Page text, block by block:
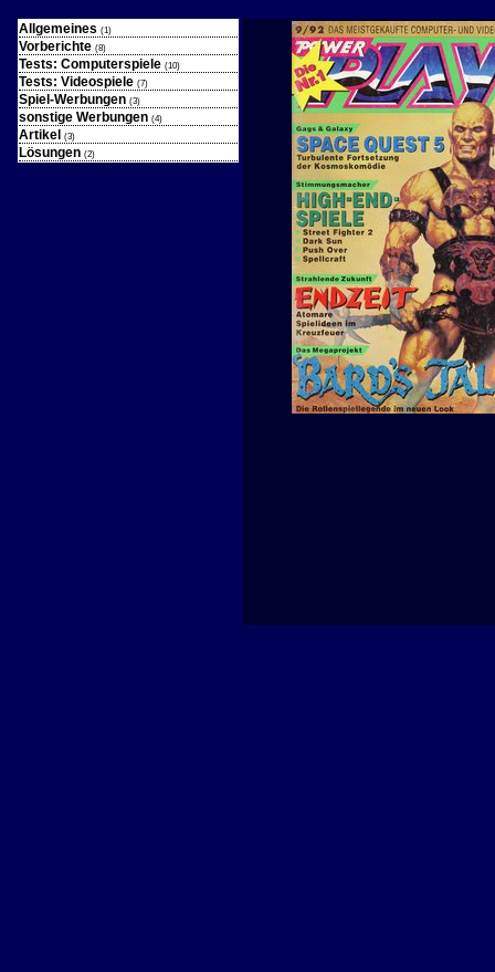
Allgemeines (1)
Vorberichte (8)
Tests: Computerspiele (10)
Tests: Videospiele (7)
Spiel-Werbungen (3)
sonstige Werbungen (4)
Artikel (3)
Lösungen (2)